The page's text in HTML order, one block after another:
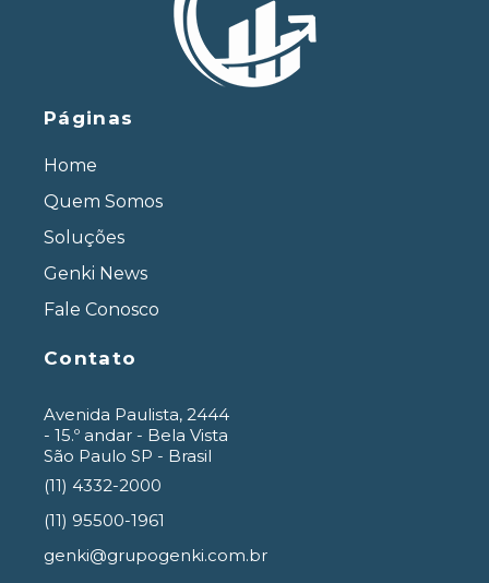
Páginas
Home
Quem Somos
Soluções
Genki News
Fale Conosco
Contato
Avenida Paulista, 2444
- 15.º andar - Bela Vista
São Paulo SP - Brasil
(11) 4332-2000
(11) 95500-1961
genki@grupogenki.com.br